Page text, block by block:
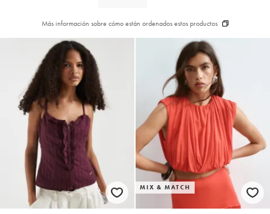
Más información sobre cómo están ordenados estos productos
MIX & MATCH